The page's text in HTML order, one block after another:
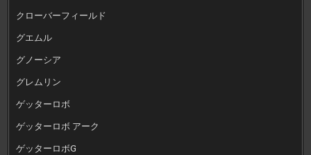
クローバーフィールド
グエムル
グノーシア
グレムリン
ゲッターロボ
ゲッターロボ アーク
ゲッターロボG